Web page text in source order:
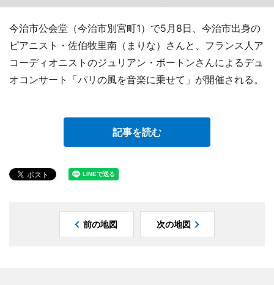
今治市公会堂（今治市別宮町1）で5月8日、今治市出身の
ピアニスト・佐伯牧里南（まりな）さんと、フランス人ア
コーディオニストのジュリアン・ボートンさんによるデュ
オコンサート「パリの風を音楽に乗せて」が開催される。
記事を読む
前の地図 次の地図